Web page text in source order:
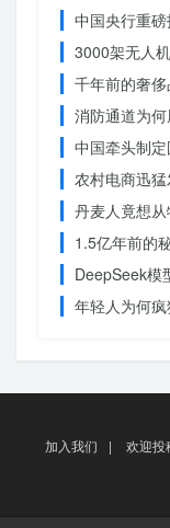
中国央行重磅
3000架无人
千年前的奢
消防通道为何
中国牵头制定
农村电商迅
丹麦人竟想
1.5亿年前的
DeepSeek模
年轻人为何疯
加入我们 | 欢迎投